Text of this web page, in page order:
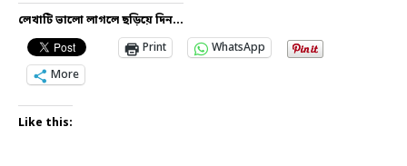
লেখাটি ভালো লাগলে ছড়িয়ে দিন...
Print
WhatsApp
More
Like this: